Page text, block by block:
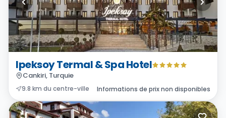
Ipeksoy Termal & Spa Hotel
Cankiri, Turquie
9.8 km du centre-ville Informations de prix non disponibles